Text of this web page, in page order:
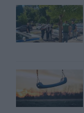
Μυστράς: 11
Δήμος Πέλλας: